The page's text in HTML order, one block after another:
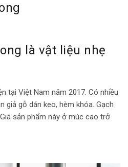
là vật liệu nhẹ
tại Việt Nam năm 2017. Có nhiều
giả gỗ dán keo, hèm khóa. Gạch
sản phẩm này ở múc cao trở